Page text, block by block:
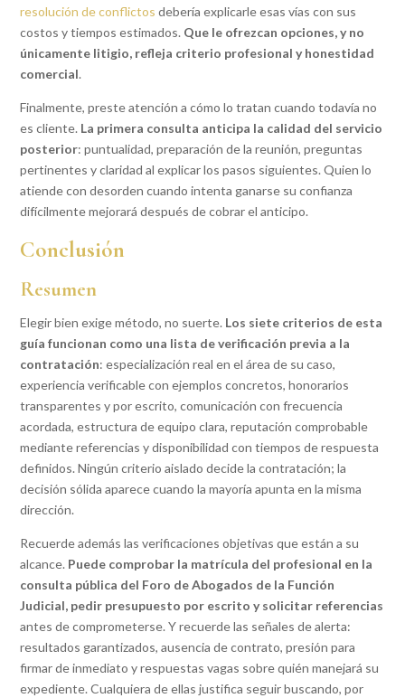
resolución de conflictos debería explicarle esas vías con sus
costos y tiempos estimados. Que le ofrezcan opciones, y no
únicamente litigio, refleja criterio profesional y honestidad
comercial.
Finalmente, preste atención a cómo lo tratan cuando todavía no
es cliente. La primera consulta anticipa la calidad del servicio
posterior: puntualidad, preparación de la reunión, preguntas
pertinentes y claridad al explicar los pasos siguientes. Quien lo
atiende con desorden cuando intenta ganarse su confianza
difícilmente mejorará después de cobrar el anticipo.
Conclusión
Resumen
Elegir bien exige método, no suerte. Los siete criterios de esta
guía funcionan como una lista de verificación previa a la
contratación: especialización real en el área de su caso,
experiencia verificable con ejemplos concretos, honorarios
transparentes y por escrito, comunicación con frecuencia
acordada, estructura de equipo clara, reputación comprobable
mediante referencias y disponibilidad con tiempos de respuesta
definidos. Ningún criterio aislado decide la contratación; la
decisión sólida aparece cuando la mayoría apunta en la misma
dirección.
Recuerde además las verificaciones objetivas que están a su
alcance. Puede comprobar la matrícula del profesional en la
consulta pública del Foro de Abogados de la Función
Judicial, pedir presupuesto por escrito y solicitar referencias
antes de comprometerse. Y recuerde las señales de alerta:
resultados garantizados, ausencia de contrato, presión para
firmar de inmediato y respuestas vagas sobre quién manejará su
expediente. Cualquiera de ellas justifica seguir buscando, por